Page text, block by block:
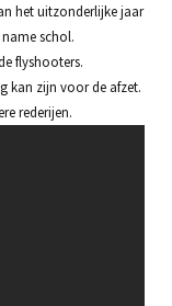
het uitzonderlijke jaar
schol.
flyshooters.
kan zijn voor de afzet.
rederijen.